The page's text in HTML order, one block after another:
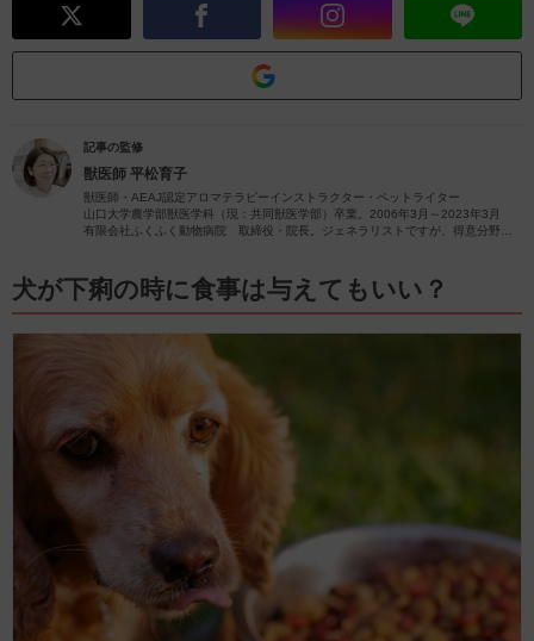
記事の監修
獣医師 平松育子
獣医師・AEAJ認定アロマテラピーインストラクター・ペットライター
山口大学農学部獣医学科（現：共同獣医学部）卒業。2006年3月～2023年3月
有限会社ふくふく動物病院 取締役・院長。ジェネラリストですが、得意分野は
むアロマに関する情報をお届けします。
犬が下痢の時に食事は与えてもいい？